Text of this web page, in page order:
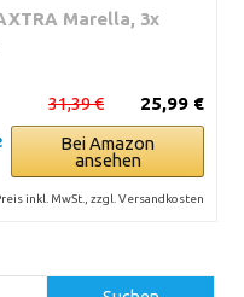
Marella, 3x
25,99 €
31,39 €
Bei Amazon
ansehen
inkl. MwSt., zzgl. Versandkosten